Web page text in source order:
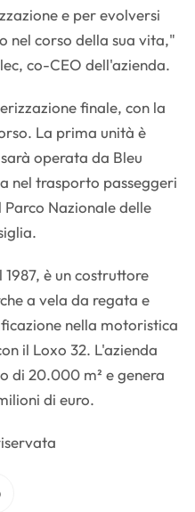
e per evolversi
nel corso della sua vita,"
co-CEO dell'azienda.
finale, con la
La prima unità è
operata da Bleu
nel trasporto passeggeri
Nazionale delle
è un costruttore
a vela da regata e
nella motoristica
il Loxo 32. L'azienda
di 20.000 m² e genera
di euro.